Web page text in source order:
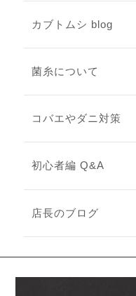
カブトムシ blog
菌糸について
コバエやダニ対策
初心者編 Q&A
店長のブログ